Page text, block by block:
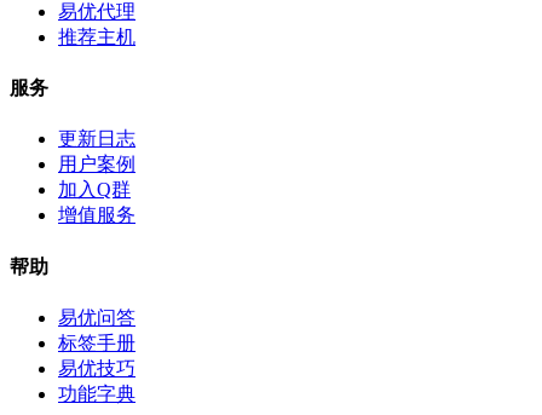
易优代理
推荐主机
服务
更新日志
用户案例
加入Q群
增值服务
帮助
易优问答
标签手册
易优技巧
功能字典